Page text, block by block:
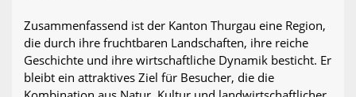
Zusammenfassend ist der Kanton Thurgau eine Region,
die durch ihre fruchtbaren Landschaften, ihre reiche
Geschichte und ihre wirtschaftliche Dynamik besticht. Er
bleibt ein attraktives Ziel für Besucher, die die